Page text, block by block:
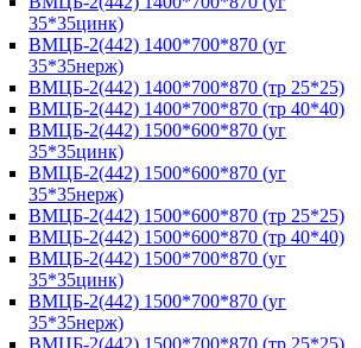
35*35цинк)
ВМЦБ-2(442) 1400*700*870 (уг
35*35нерж)
ВМЦБ-2(442) 1400*700*870 (тр 25*25)
ВМЦБ-2(442) 1400*700*870 (тр 40*40)
ВМЦБ-2(442) 1500*600*870 (уг
35*35цинк)
ВМЦБ-2(442) 1500*600*870 (уг
35*35нерж)
ВМЦБ-2(442) 1500*600*870 (тр 25*25)
ВМЦБ-2(442) 1500*600*870 (тр 40*40)
ВМЦБ-2(442) 1500*700*870 (уг
35*35цинк)
ВМЦБ-2(442) 1500*700*870 (уг
35*35нерж)
ВМЦБ-2(442) 1500*700*870 (тр 25*25)